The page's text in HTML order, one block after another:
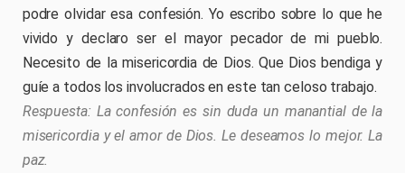
podre olvidar esa confesión. Yo escribo sobre lo que he
vivido y declaro ser el mayor pecador de mi pueblo.
Necesito de la misericordia de Dios. Que Dios bendiga y
guíe a todos los involucrados en este tan celoso trabajo.
La confesión es sin duda un manantial de la
misericordia y el amor de Dios. Le deseamos lo mejor. La
paz.